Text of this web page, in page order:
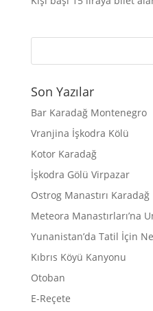
Son Yazılar
Bar Karadağ Montenegro
Vranjina İşkodra Kölü
Kotor Karadağ
İşkodra Gölü Virpazar
Ostrog Manastırı Karadağ
Meteora Manastırları’na
Yunanistan’da Tatil İçin
Kıbrıs Köyü Kanyonu
Otoban
E-Reçete